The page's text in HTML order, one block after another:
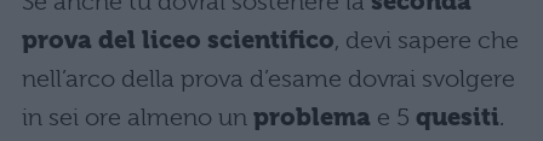
prova del liceo scientifico, devi sapere che
nell’arco della prova d’esame dovrai svolgere
in sei ore almeno un problema e 5 quesiti.